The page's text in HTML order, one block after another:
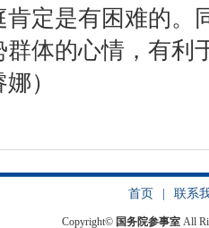
肯定是有困难的。
体的心情，有利
）
首页 联系
Copyright© 国务院参事室 All